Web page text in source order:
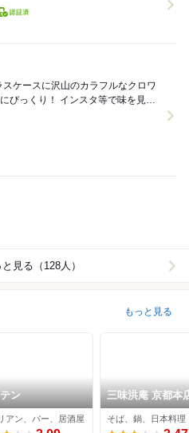
見る（128人）
もっと見る
ン
アン、バー、居酒屋
三味洪庵 京都本
そば、鍋、日本料理